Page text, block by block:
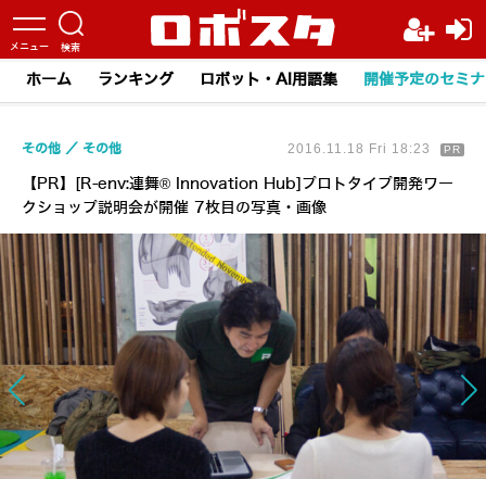
ホーム ランキング ロボット・AI用語集 開催予定のセミ
【PR】[R-env:連舞® Innovation Hub]プロトタイプ開発ワー
クショップ説明会が開催 7枚目の写真・画像
その他 その他 2016.11.18 Fri 18:23 PR